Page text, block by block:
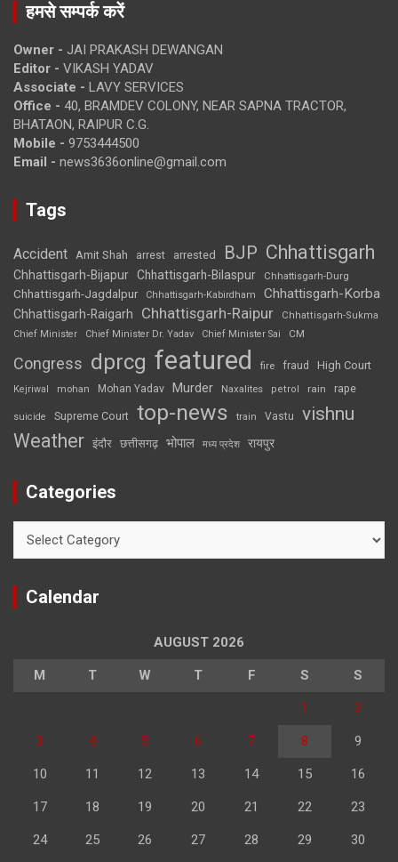
हमसे सम्पर्क करें
Owner - JAI PRAKASH DEWANGAN
Editor - VIKASH YADAV
Associate - LAVY SERVICES
Office - 40, BRAMDEV COLONY, NEAR SAPNA TRACTOR,
BHATAON, RAIPUR C.G.
Mobile - 9753444500
Email - news3636online@gmail.com
Tags
Accident Amit Shah arrest arrested BJP Chhattisgarh
Chhattisgarh-Bijapur Chhattisgarh-Bilaspur Chhattisgarh-Durg
Chhattisgarh-Jagdalpur Chhattisgarh-Kabirdham Chhattisgarh-Korba
Chhattisgarh-Raigarh Chhattisgarh-Raipur
Chhattisgarh-Sukma
Chief Minister
Chief Minister Dr. Yadav Chief Minister Sai CM
Congress dprcg featured fire fraud High Court
Kejriwal mohan Mohan Yadav Murder Naxalites petrol rain rape
suicide Supreme Court top-news train Vastu vishnu
Weather इंदौर छत्तीसगढ़ भोपाल मध्य प्रदेश रायपुर
Categories
Calendar
AUGUST 2026
M T W T F S S
1 2
3 4 5 6 7 8 9
10 11 12 13 14 15 16
17 18 19 20 21 22 23
24 25 26 27 28 29 30